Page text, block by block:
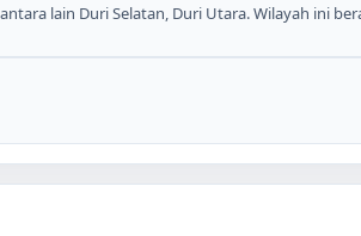
lain Duri Selatan, Duri Utara. Wilayah ini